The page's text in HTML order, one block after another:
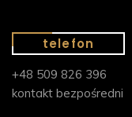
telefon
+48 509 826 396
kontakt bezpośredni